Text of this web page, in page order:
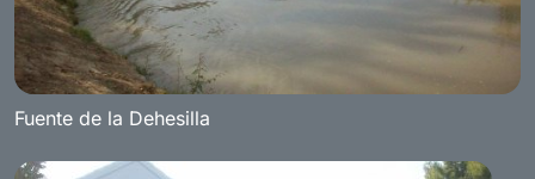
Fuente de la Dehesilla